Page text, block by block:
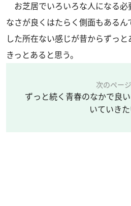
お芝居でいろいろな人になる必
なさが良くはたらく側面もある
した所在ない感じが昔からずっ
きっとあると思う。
次のページ
ずっと続く青春のなかで良
いていき